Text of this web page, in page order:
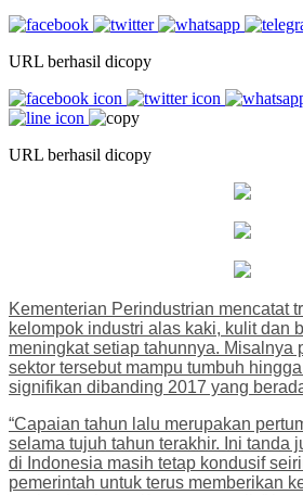
URL berhasil dicopy
URL berhasil dicopy
Kementerian Perindustrian mencatat
kelompok industri alas kaki, kulit dan
meningkat setiap tahunnya. Misalnya
sektor tersebut mampu tumbuh
signifikan dibanding 2017 yang
“Capaian tahun lalu merupakan
selama tujuh tahun terakhir. Ini tanda
di Indonesia masih tetap kondusif
pemerintah untuk terus memberikan